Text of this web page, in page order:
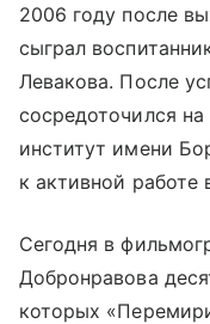
2006 году после
сыграл
Левакова. После
сосредоточился
институт имени
к активной работе
Сегодня в
Добронравова
которых